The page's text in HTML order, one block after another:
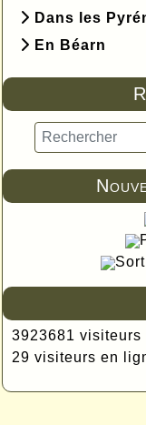
Dans les
En Béarn
3923681 visiteurs
29 visiteurs en